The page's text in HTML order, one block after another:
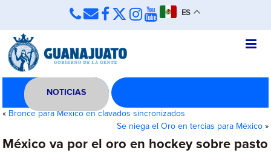
ES
NOTICIAS
« Bronce para México en clavados sincronizados
Se niega el Oro en tercias para México»
México va por el oro en hockey sobre pasto